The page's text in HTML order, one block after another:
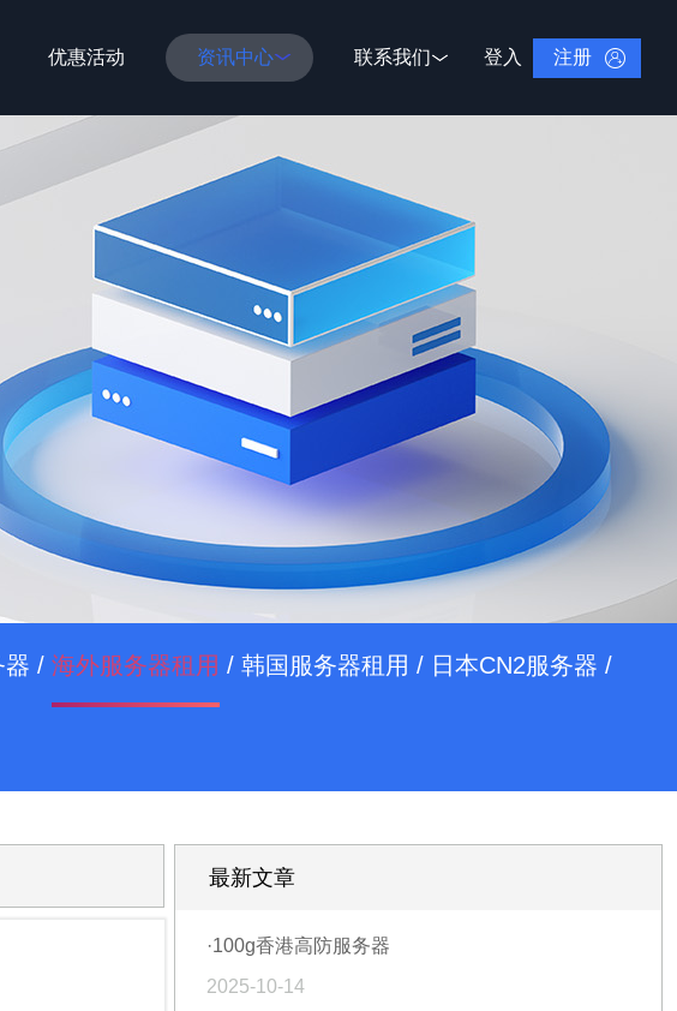
优惠活动 资讯中心 联系我们 登入 注册
器 / 海外服务器租用 / 韩国服务器租用 / 日本CN2服务器 /
最新文章
·100g香港高防服务器
2025-10-14